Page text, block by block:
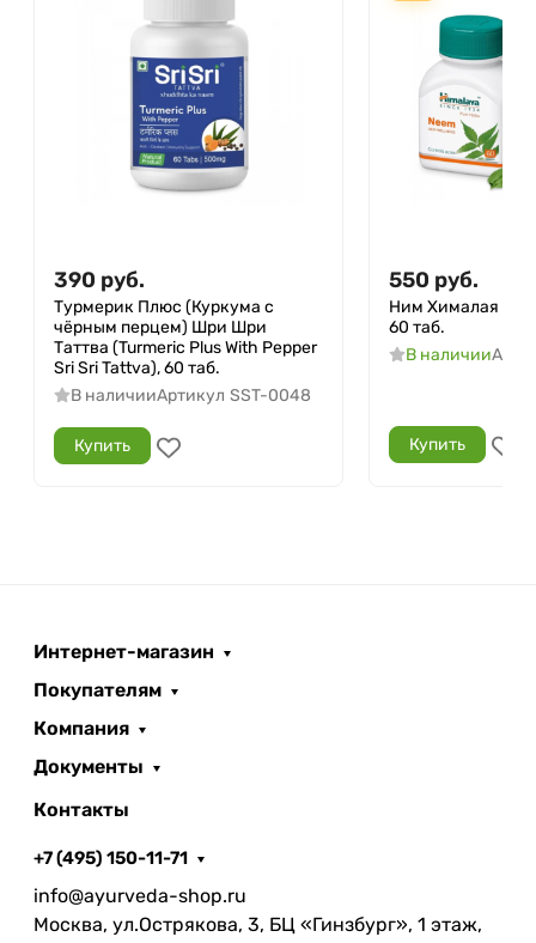
390 руб.
Турмерик Плюс (Куркума с
чёрным перцем) Шри Шри
Таттва (Turmeric Plus With Pepper
Sri Sri Tattva), 60 таб.
В наличииАртикул SST-0048
Купить
550 руб.
Ним Хималая
60 таб.
В наличии
Купить
Интернет-магазин
Покупателям
Компания
Документы
Контакты
+7 (495) 150-11-71
info@ayurveda-shop.ru
Москва, ул.Острякова, 3, БЦ «Гинзбург», 1 этаж,